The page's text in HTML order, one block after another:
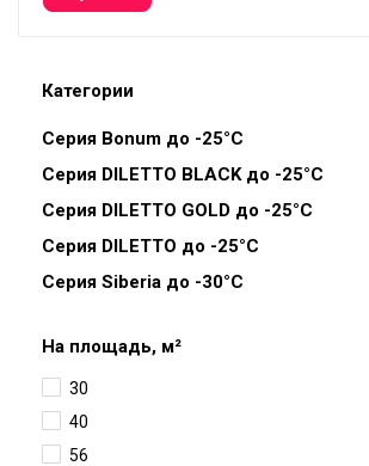
Категории
Серия Bonum до -25°C
Серия DILETTO BLACK до -25°C
Серия DILETTO GOLD до -25°C
Серия DILETTO до -25°C
Серия Siberia до -30°C
На площадь, м²
30
40
56